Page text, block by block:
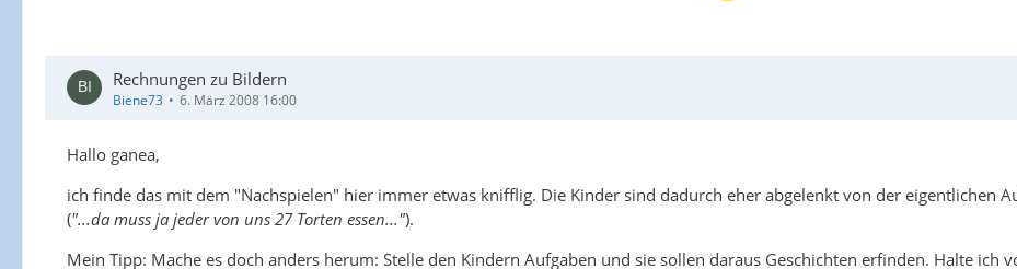
Rechnungen zu Bildern
Biene73 6. März 2008 16:00
Hallo ganea,
ich finde das mit dem "Nachspielen" hier immer etwas knifflig. Die Kinder sind dadurch eher abgelenkt von der eigentlichen
("...da muss ja jeder von uns 27 Torten essen...").
Mein Tipp: Mache es doch anders herum: Stelle den Kindern Aufgaben und sie sollen daraus Geschichten erfinden. Halte ich